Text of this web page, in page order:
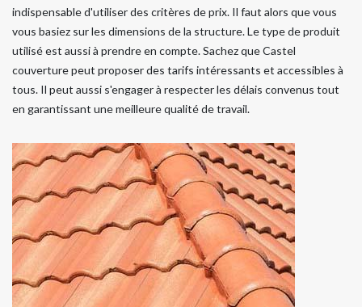
indispensable d'utiliser des critères de prix. Il faut alors que vous
vous basiez sur les dimensions de la structure. Le type de produit
utilisé est aussi à prendre en compte. Sachez que Castel
couverture peut proposer des tarifs intéressants et accessibles à
tous. Il peut aussi s'engager à respecter les délais convenus tout
en garantissant une meilleure qualité de travail.